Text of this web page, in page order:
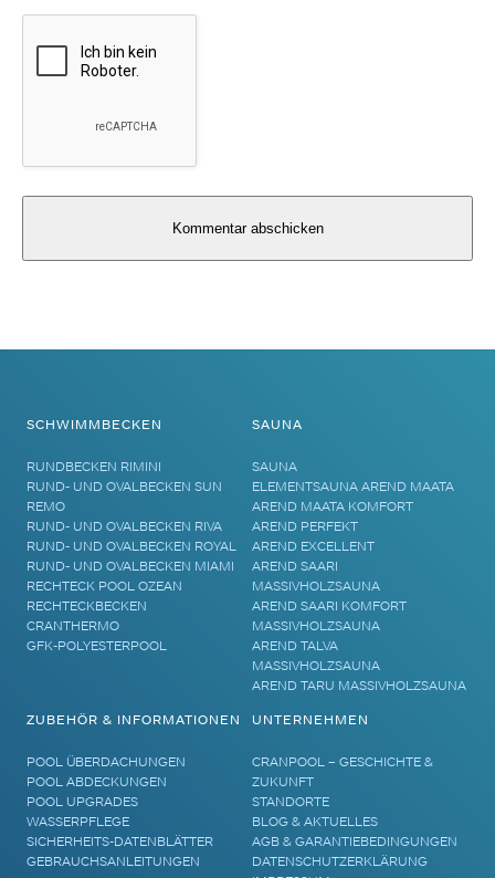
SCHWIMMBECKEN
RUNDBECKEN RIMINI
RUND- UND OVALBECKEN SUN
REMO
RUND- UND OVALBECKEN RIVA
RUND- UND OVALBECKEN ROYAL
RUND- UND OVALBECKEN MIAMI
RECHTECK POOL OZEAN
RECHTECKBECKEN
CRANTHERMO
GFK-POLYESTERPOOL
SAUNA
SAUNA
ELEMENTSAUNA AREND MAATA
AREND MAATA KOMFORT
AREND PERFEKT
AREND EXCELLENT
AREND SAARI
MASSIVHOLZSAUNA
AREND SAARI KOMFORT
MASSIVHOLZSAUNA
AREND TALVA
MASSIVHOLZSAUNA
AREND TARU MASSIVHOLZSAUNA
ZUBEHÖR & INFORMATIONEN
POOL ÜBERDACHUNGEN
POOL ABDECKUNGEN
POOL UPGRADES
WASSERPFLEGE
SICHERHEITS-DATENBLÄTTER
GEBRAUCHSANLEITUNGEN
UNTERNEHMEN
CRANPOOL – GESCHICHTE &
ZUKUNFT
STANDORTE
BLOG & AKTUELLES
AGB & GARANTIEBEDINGUNGEN
DATENSCHUTZERKLÄRUNG